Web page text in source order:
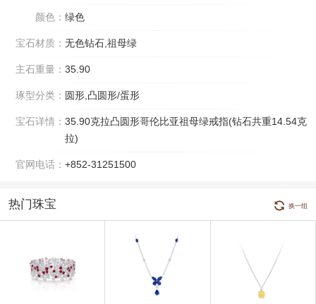
颜色： 绿色
宝石材质： 无色钻石,祖母绿
主石重量： 35.90
琢型分类： 圆形,凸圆形/蛋形
宝石详情： 35.90克拉凸圆形哥伦比亚祖母绿戒指(钻石共重14.54克
拉)
官网电话： +852-31251500
热门珠宝 换一组